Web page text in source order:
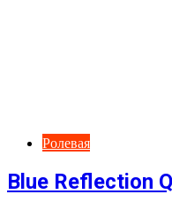
Ролевая
Blue Reflection